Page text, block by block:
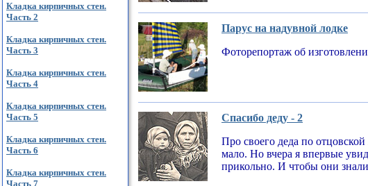
Кладка кирпичных стен.
Часть 2
Кладка кирпичных стен.
Часть 3
Кладка кирпичных стен.
Часть 4
Кладка кирпичных стен.
Часть 5
Кладка кирпичных стен.
Часть 6
Кладка кирпичных стен.
Часть 7
Парус на надувной лодке
Фоторепортаж об
Спасибо деду - 2
Про своего деда по
мало. Но вчера я впервые
прикольно. И чтобы они